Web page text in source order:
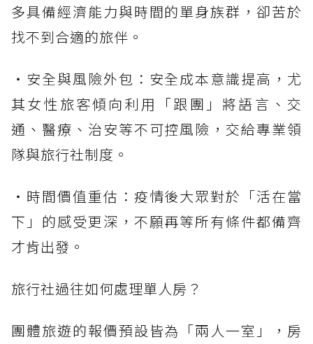
多具備經濟能力與時間的單身族群，卻苦於
找不到合適的旅伴。
・安全與風險外包：安全成本意識提高，尤
其女性旅客傾向利用「跟團」將語言、交
通、醫療、治安等不可控風險，交給專業領
隊與旅行社制度。
・時間價值重估：疫情後大眾對於「活在當
下」的感受更深，不願再等所有條件都備齊
才肯出發。
旅行社過往如何處理單人房？
團體旅遊的報價預設皆為「兩人一室」，房